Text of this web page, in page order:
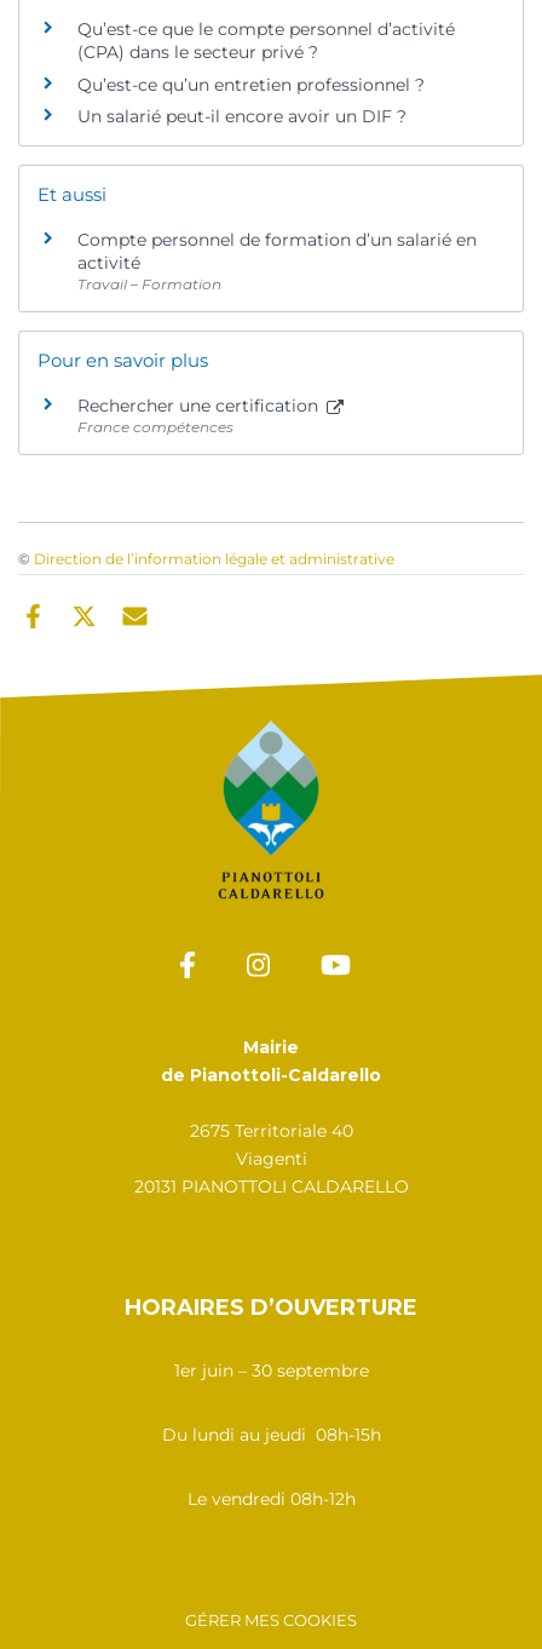
Qu’est-ce que le compte personnel d’activité
(CPA) dans le secteur privé ?
Qu’est-ce qu’un entretien professionnel ?
Un salarié peut-il encore avoir un DIF ?
Et aussi
Compte personnel de formation d’un salarié en
activité
Travail – Formation
Pour en savoir plus
Rechercher une certification
France compétences
© Direction de l’information légale et administrative
Mairie
de Pianottoli-Caldarello
2675 Territoriale 40
Viagenti
20131 PIANOTTOLI CALDARELLO
HORAIRES D’OUVERTURE
1er juin – 30 septembre
Du lundi au jeudi 08h-15h
Le vendredi 08h-12h
GÉRER MES COOKIES